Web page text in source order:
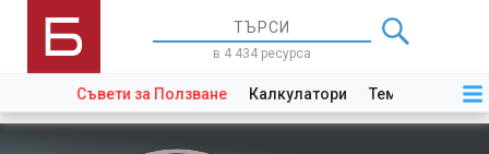
в 4 434 ресурса
Съвети за Ползване Калкулатори Теми Закони